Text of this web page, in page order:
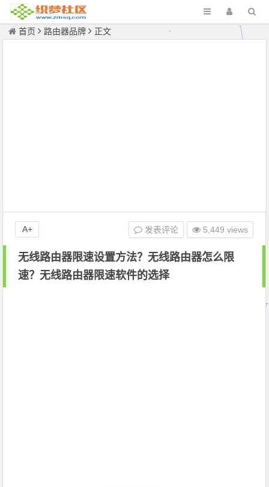
首页 路由器品牌 正文
无线路由器限速设置方法？无线路由器怎么限
速？无线路由器限速软件的选择
发表评论 5,449 views
A+